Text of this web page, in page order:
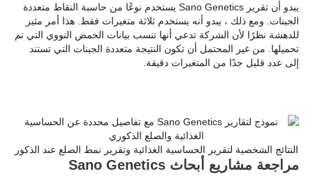
يبدو أن تقرير Sano Genetics يستخدم نوعًا من حاسبة النقاط متعددة
الجينات. ومع ذلك ، يبدو أنه يستخدم ثلاثة متغيرات فقط. هذا أمر مثير
للدهشة نظرًا لأن الشركة تدعي أنها تنسب بيانات الحمض النووي التي تم
تحميلها. من غير المحتمل أن تكون النتيجة متعددة الجينات التي تستند
إلى عدد قليل جدًا من المتغيرات دقيقة.
النتائج الشخصية لتقرير الحساسية الغذائية وتقرير نمط الصلع عند الذكور
مراجعة مشاريع أبحاث Sano Genetics